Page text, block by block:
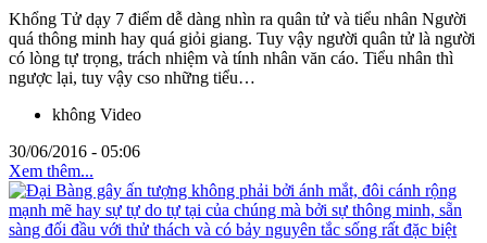
Khổng Tử dạy 7 điểm dễ dàng nhìn ra quân tử và tiểu nhân Người
quá thông minh hay quá giỏi giang. Tuy vậy người quân tử là người
có lòng tự trọng, trách nhiệm và tính nhân văn cáo. Tiểu nhân thì
ngược lại, tuy vậy cso những tiểu…
không Video
30/06/2016 - 05:06
Xem thêm...